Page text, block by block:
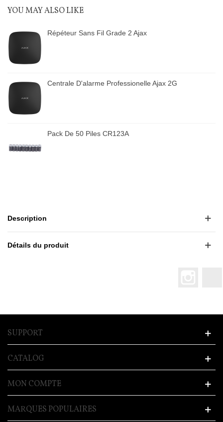
YOU MAY ALSO LIKE
Répéteur Sans Fil Grade 2 Ajax
Centrale D'alarme Professionelle Ajax 2G
Pack De 50 Piles CR123A
Description
Détails du produit
SUPPORT
CATALOG
MON COMPTE
MARQUES POPULAIRES